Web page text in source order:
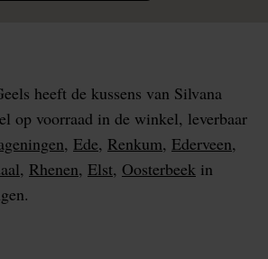
heeft de kussens van Silvana
op voorraad in de winkel, leverbaar
, Ede, Renkum, Ederveen,
, Rhenen, Elst, Oosterbeek in